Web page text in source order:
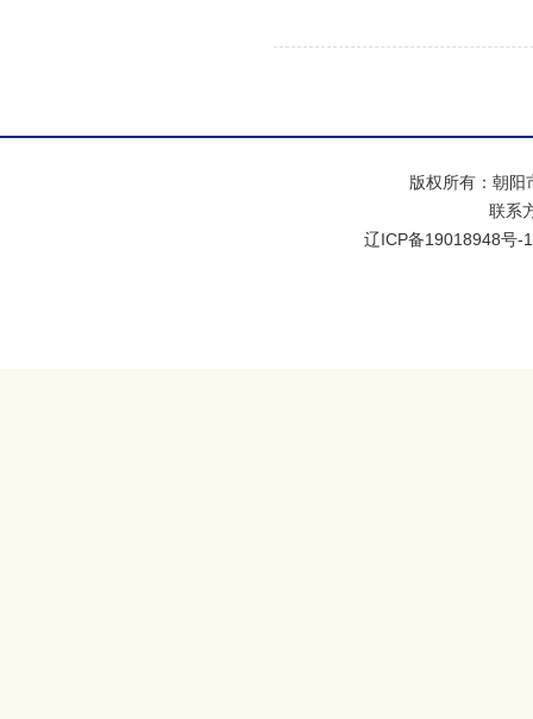
版权所有：朝
联系
辽ICP备19018948号-1